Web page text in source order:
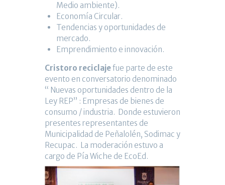
Medio ambiente).
Economía Circular.
Tendencias y oportunidades de
mercado.
Emprendimiento e innovación.
Cristoro reciclajefue parte de este
evento en conversatorio denominado
“ Nuevas oportunidades dentro de la
Ley REP” : Empresas de bienes de
consumo / industria. Donde estuvieron
presentes representantes de
Municipalidad de Peñalolén, Sodimac y
Recupac. La moderación estuvo a
cargo de Pía Wiche de EcoEd.